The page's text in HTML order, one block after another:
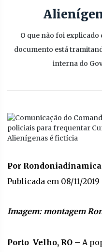
O que não foi
documento está
interna do
Por Rondoniadinamica
Publicada em 08/11/2019
Imagem: montagem
Porto Velho, RO – A